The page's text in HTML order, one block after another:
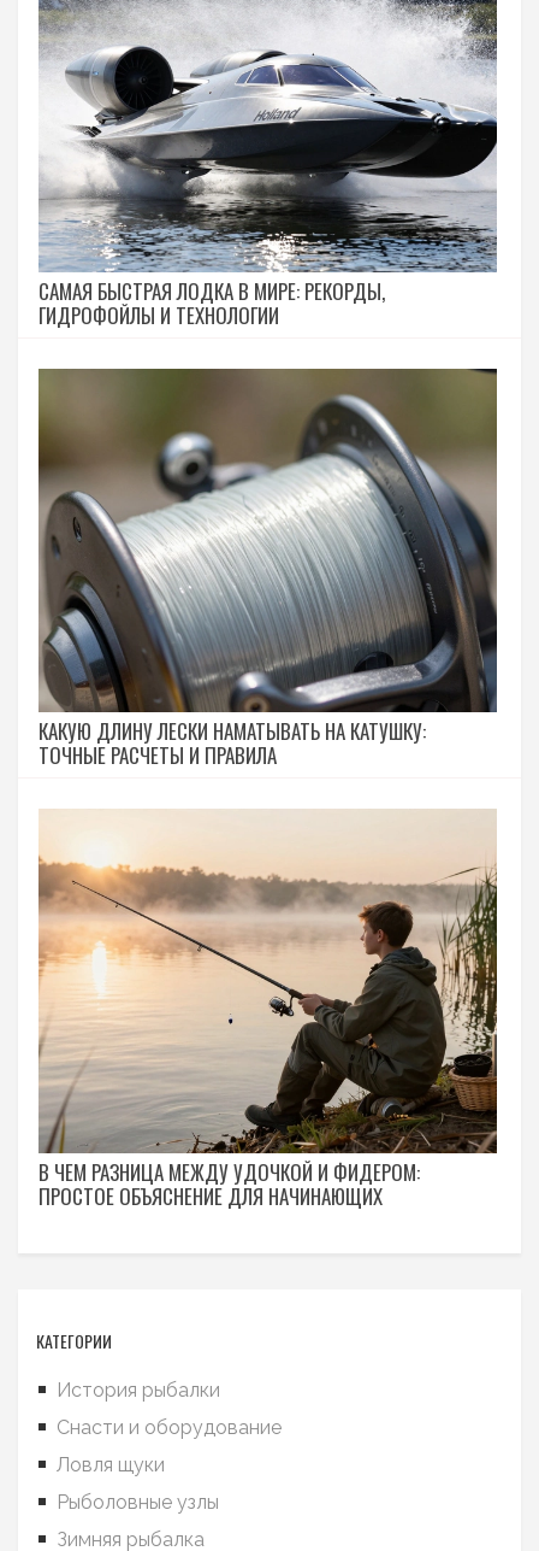
САМАЯ БЫСТРАЯ ЛОДКА В МИРЕ: РЕКОРДЫ,
ГИДРОФОЙЛЫ И ТЕХНОЛОГИИ
КАКУЮ ДЛИНУ ЛЕСКИ НАМАТЫВАТЬ НА КАТУШКУ:
ТОЧНЫЕ РАСЧЕТЫ И ПРАВИЛА
В ЧЕМ РАЗНИЦА МЕЖДУ УДОЧКОЙ И ФИДЕРОМ:
ПРОСТОЕ ОБЪЯСНЕНИЕ ДЛЯ НАЧИНАЮЩИХ
КАТЕГОРИИ
История рыбалки
Снасти и оборудование
Ловля щуки
Рыболовные узлы
Зимняя рыбалка